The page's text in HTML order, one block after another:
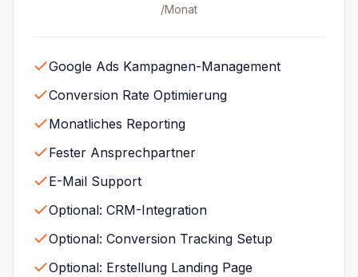
/Monat
Google Ads Kampagnen-Management
Conversion Rate Optimierung
Monatliches Reporting
Fester Ansprechpartner
E-Mail Support
Optional: CRM-Integration
Optional: Conversion Tracking Setup
Optional: Erstellung Landing Page